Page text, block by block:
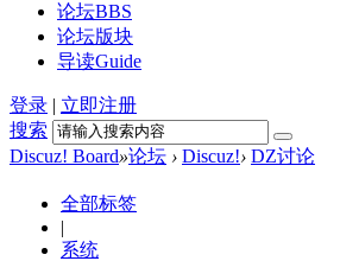
论坛BBS
论坛版块
导读Guide
登录 | 立即注册
搜索
Discuz! Board»论坛 › Discuz!› DZ讨论
全部标签
|
系统